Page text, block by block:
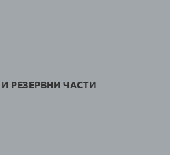
РЕЗЕРВНИ ЧАСТИ